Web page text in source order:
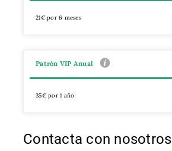
21€ por 6 meses
Patrón VIP Anual
35€ por 1 año
Contacta con nosotros